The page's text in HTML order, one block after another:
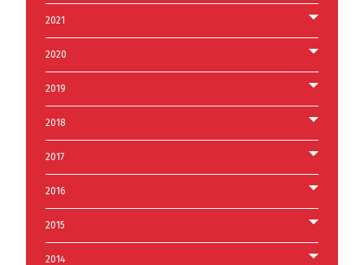
2021
2020
2019
2018
2017
2016
2015
2014